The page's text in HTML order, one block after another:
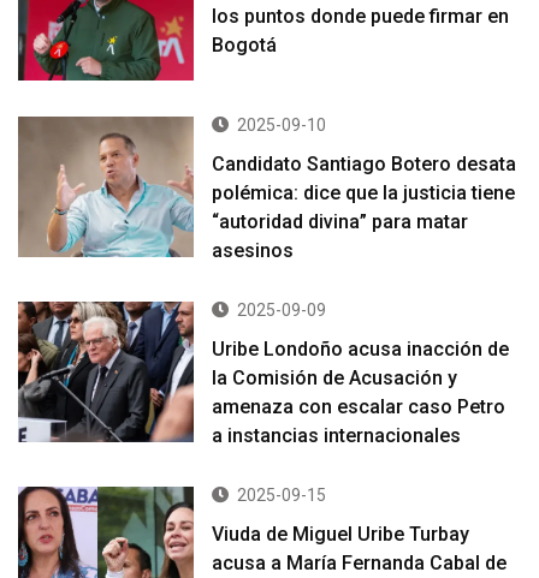
los puntos donde puede firmar en
Bogotá
2025-09-10
Candidato Santiago Botero desata
polémica: dice que la justicia tiene
“autoridad divina” para matar
asesinos
2025-09-09
Uribe Londoño acusa inacción de
la Comisión de Acusación y
amenaza con escalar caso Petro
a instancias internacionales
2025-09-15
Viuda de Miguel Uribe Turbay
acusa a María Fernanda Cabal de